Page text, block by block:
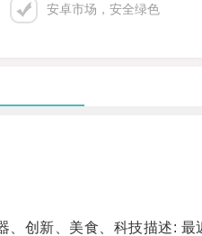
安卓市场，安全绿色
新、美食、科技描述: 最